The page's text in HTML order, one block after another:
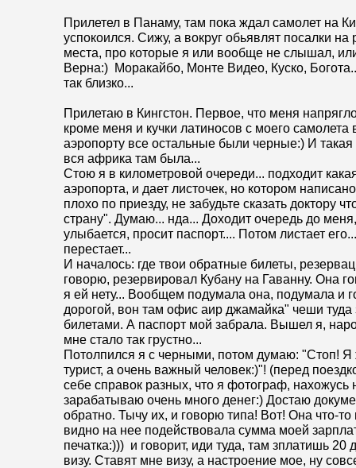
Прилетел в Панаму, там пока ждал самолет на
успокоился. Сижу, а вокруг обьявлят посалки на
места, про которые я или вообще не слышал,
Верна:) Моракайбо, Монте Видео, Куско,
так близко...
Прилетаю в Кингстон. Первое, что меня
кроме меня и кучки латиносов с моего самолета
аэропорту все остальные были черные:) И такая
вся африка там была...
Стою я в километровой очереди... подходит
аэропорта, и дает листочек, но котором
плохо по приезду, не забудьте сказать доктору
страну". Думаю... нда... Доходит очередь до
улыбается, просит паспорт.... Потом листает
перестает...
И началось: где твои обратные билеты,
говорю, резервировал Кубану на Гаванну. Она
я ей нету... Вообщем подумала она, подумала и
дорогой, вон там офис аир джамайка" чеши
билетами. А паспорт мой забрала. Вышел я,
мне стало так грустно...
Потолпился я с черными, потом думаю: "Стоп! Я
турист, а очень важный человек:)"! (перед
себе справок разных, что я фотограф, нахожусь
зарабатываю очень много денег:) Достаю
обратно. Тычу их, и говорю типа! Вот! Она что-то
видно на нее подействовала сумма моей
печатка:))) и говорит, иди туда, там зплатишь 20
визу. Ставят мне визу, а настроение мое, ну